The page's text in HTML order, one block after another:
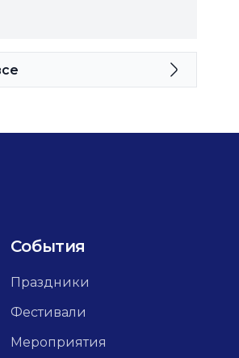
События
Праздники
Фестивали
Мероприятия